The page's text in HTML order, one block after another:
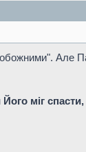
Але
міг